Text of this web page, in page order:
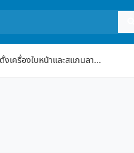
ครื่องใบหน้าและสแกนลา...